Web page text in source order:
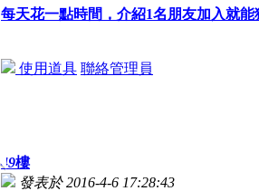
每天花一點時間，介紹1名朋友加入就
使用道具 聯絡管理員
49樓
發表於 2016-4-6 17:28:43